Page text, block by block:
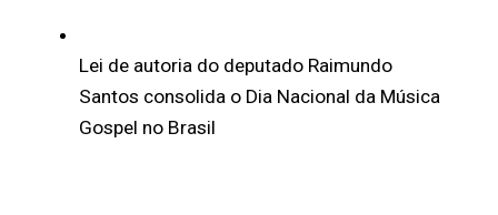
Lei de autoria do deputado Raimundo
Santos consolida o Dia Nacional da Música
Gospel no Brasil